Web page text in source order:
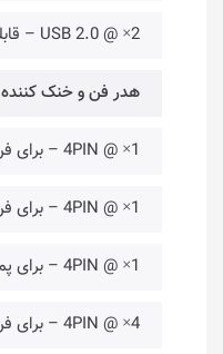
2× @ USB 2.0 – قابلیت خروجی تا 4× عدد
هدر فن و خنک کننده
1× @ 4PIN – برای فن CPU
1× @ 4PIN – برای فن CPU (اضافی)
1× @ 4PIN – برای پمپ خنک کننده AIO
4× @ 4PIN – برای فن کیس